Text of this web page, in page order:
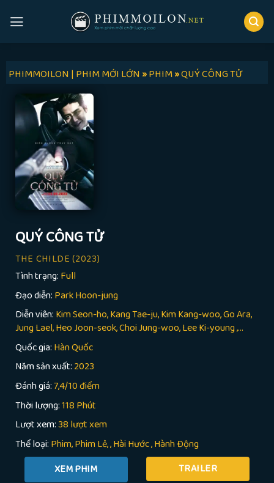
PHIMMOILON | PHIM MỚI LỚN»PHIM»QUÝ CÔNG TỬ
QUÝ CÔNG TỬ
THE CHILDE (2023)
Tình trạng: Full
Đạo diễn: Park Hoon-jung
Diễn viên: Kim Seon-ho, Kang Tae-ju, Kim Kang-woo, Go Ara,
Jung Lael, Heo Joon-seok, Choi Jung-woo, Lee Ki-young ,...
Quốc gia: Hàn Quốc
Năm sản xuất: 2023
Đánh giá:7,4/10 điểm
Thời lượng:118 Phút
Lượt xem:38 lượt xem
Thể loại: Phim Phim Lẻ ,Hài Hước,Hành Động
TRAILER